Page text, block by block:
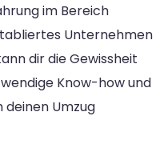
im Bereich
Unternehmen
dir die Gewissheit
Know-how und
deinen Umzug